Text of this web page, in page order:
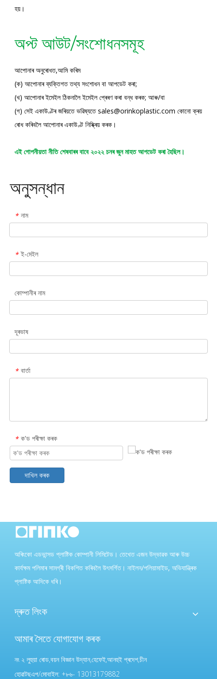
হয়।
অপ্ট আউট/সংশোধনসমূহ
আপোনাৰ অনুৰোধত,আমি কৰিম
(ক) আপোনাৰ ব্যক্তিগত তথ্য সংশোধন বা আপডেট কৰা;
(খ) আপোনাৰ ইমেইল ঠিকনালৈ ইমেইল প্ৰেৰণ কৰা বন্ধ কৰক; আৰু/বা
(গ) সেই একাউণ্টৰ জৰিয়তে ভৱিষ্যতে sales@orinkoplastic.com কোনো ক্ৰয়
ৰোধ কৰিবলৈ আপোনাৰ একাউণ্ট নিষ্ক্ৰিয় কৰক।
এই গোপনীয়তা নীতি শেষবাৰৰ বাবে ২০২২ চনৰ জুন মাহত আপডেট কৰা হৈছিল।
অনুসন্ধান
* নাম
* ই-মেইল
কোম্পানীৰ নাম
দূৰভাষ
* বাৰ্তা
* ক'ড পৰীক্ষা কৰক
দাখিল কৰক
অৰিংকো এডভান্সড প্লাষ্টিক কোম্পানী লিমিটেড। তেখেত এজন উদ্ভাৱক আৰু উচ্চ
কাৰ্যক্ষম পলিমাৰ সামগ্ৰী বিকশিত কৰিবলৈ উৎসৰ্গিত। নাইলন/পলিয়ামাইড, অভিযান্ত্ৰিক
প্লাষ্টিক আদিকে ধৰি।
দ্ৰুত লিংক
আমাৰ সৈতে যোগাযোগ কৰক
নং ২ লুহুয়া ৰোড,বয়ন বিজ্ঞান উদ্যান,হেফেই,আনহুই প্ৰদেশ,চীন
হোৱাটছএপ/মোবাইল: +৮৬- 13013179882